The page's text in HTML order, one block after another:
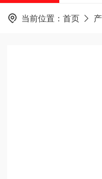
当前位置： 首页